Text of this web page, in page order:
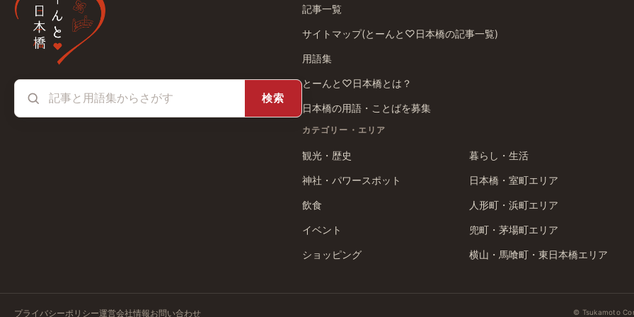
検索
記事一覧
サイトマップ(とーんと♡日本橋の記事一覧)
用語集
とーんと♡日本橋とは？
日本橋の用語・ことばを募集
カテゴリー・エリア
観光・歴史
神社・パワースポット
飲食
イベント
ショッピング
暮らし・生活
日本橋・室町エリア
人形町・浜町エリア
兜町・茅場町エリア
横山・馬喰町・東日本橋エリア
プライバシーポリシー運営会社情報お問い合わせ © Tsukamoto